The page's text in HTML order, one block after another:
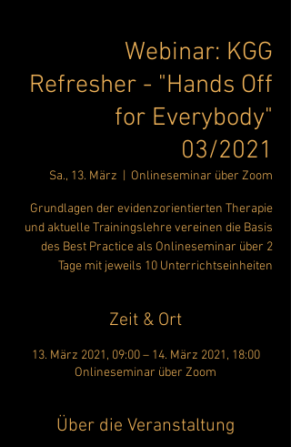
Webinar: KGG
Refresher - "Hands Off
for Everybody"
03/2021
Sa., 13. März Onlineseminar über Zoom
Grundlagen der evidenzorientierten Therapie
und aktuelle Trainingslehre vereinen die Basis
des Best Practice als Onlineseminar über 2
Tage mit jeweils 10 Unterrichtseinheiten
Zeit & Ort
13. März 2021, 09:00 – 14. März 2021, 18:00
Onlineseminar über Zoom
Über die Veranstaltung